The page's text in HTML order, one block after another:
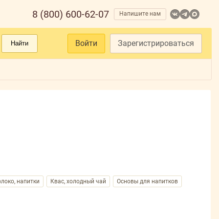
8 (800) 600-62-07 Напишите нам
Найти Войти Зарегистрироваться
напитки Квас, холодный чай Основы для напитков